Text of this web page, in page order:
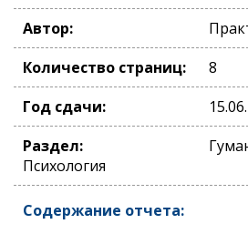
Автор:
Количество страниц:
8
Год сдачи:
Раздел:
Психология
Содержание отчета: